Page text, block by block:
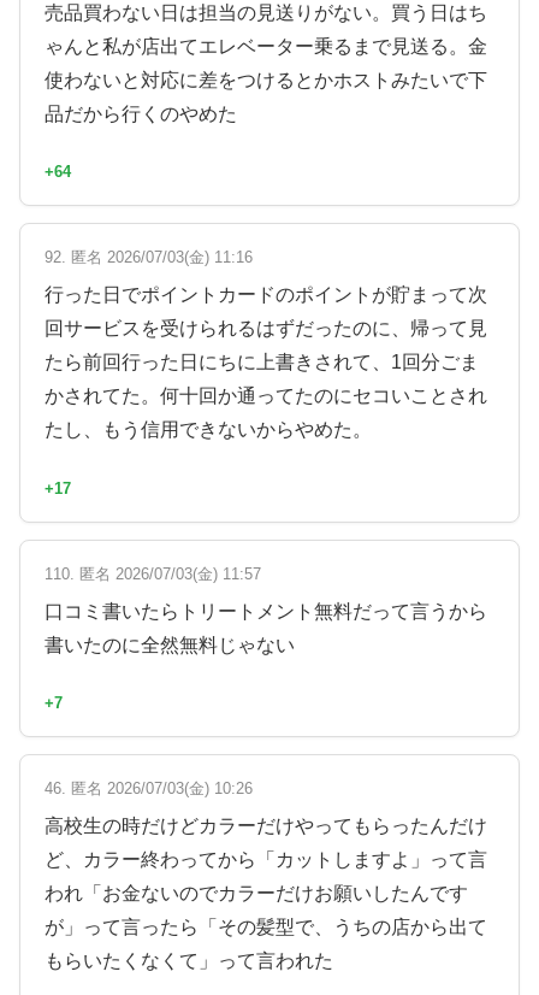
売品買わない日は担当の見送りがない。買う日はち
ゃんと私が店出てエレベーター乗るまで見送る。金
使わないと対応に差をつけるとかホストみたいで下
品だから行くのやめた
+64
92. 匿名 2026/07/03(金) 11:16
行った日でポイントカードのポイントが貯まって次
回サービスを受けられるはずだったのに、帰って見
たら前回行った日にちに上書きされて、1回分ごま
かされてた。何十回か通ってたのにセコいことされ
たし、もう信用できないからやめた。
+17
110. 匿名 2026/07/03(金) 11:57
口コミ書いたらトリートメント無料だって言うから
書いたのに全然無料じゃない
+7
46. 匿名 2026/07/03(金) 10:26
高校生の時だけどカラーだけやってもらったんだけ
ど、カラー終わってから「カットしますよ」って言
われ「お金ないのでカラーだけお願いしたんです
が」って言ったら「その髪型で、うちの店から出て
もらいたくなくて」って言われた